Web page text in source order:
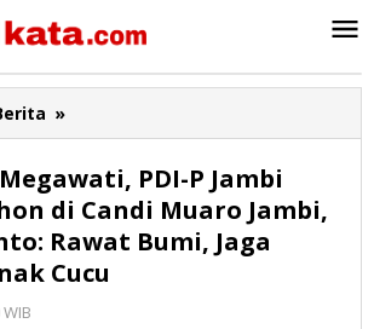
»
Ke
Megawati,
PDI-
P
Jambi
PDI-P Jambi
di Candi Muaro Jambi,
Rawat Bumi, Jaga
Cucu